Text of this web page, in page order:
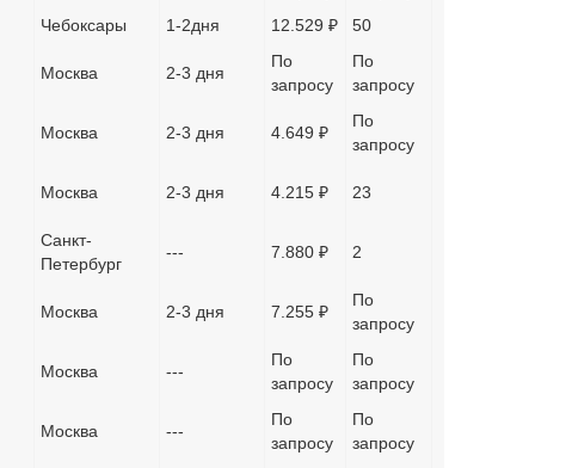
Чебоксары 1-2дня 12.529 ₽ 50
Москва 2-3 дня
По
запросу
По
запросу
Москва 2-3 дня 4.649 ₽
По
запросу
Москва 2-3 дня 4.215 ₽ 23
Санкт-
Петербург
--- 7.880 ₽ 2
Москва 2-3 дня 7.255 ₽
По
запросу
Москва ---
По
запросу
По
запросу
Москва ---
По
запросу
По
запросу